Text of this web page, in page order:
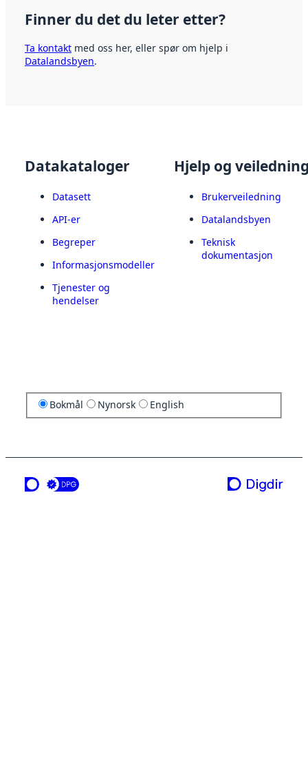
Finner du det du leter etter?
Ta kontakt med oss her, eller spør om hjelp i
Datalandsbyen.
Datakataloger
Datasett
API-er
Begreper
Informasjonsmodeller
Tjenester og
hendelser
Hjelp og
Brukerveiledning
Datalandsbyen
Teknisk
dokumentasjon
Bokmål Nynorsk English